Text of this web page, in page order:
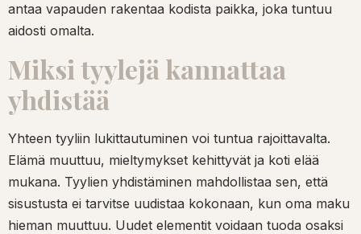
antaa vapauden rakentaa kodista paikka, joka tuntuu
aidosti omalta.
Miksi tyylejä kannattaa
yhdistää
Yhteen tyyliin lukittautuminen voi tuntua rajoittavalta.
Elämä muuttuu, mieltymykset kehittyvät ja koti elää
mukana. Tyylien yhdistäminen mahdollistaa sen, että
sisustusta ei tarvitse uudistaa kokonaan, kun oma maku
hieman muuttuu. Uudet elementit voidaan tuoda osaksi